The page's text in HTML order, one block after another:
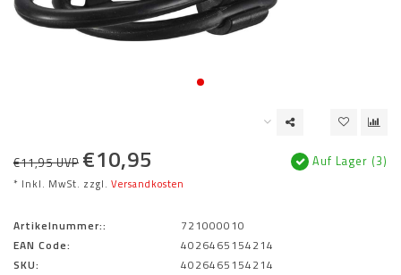
€11,95 UVP €10,95
* Inkl. MwSt. zzgl. Versandkosten
Auf Lager (3)
Artikelnummer::
721000010
EAN Code:
4026465154214
SKU:
4026465154214